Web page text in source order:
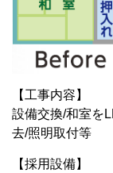
【工事内容】
設備交換/和室を
去/照明取付等
【採用設備】